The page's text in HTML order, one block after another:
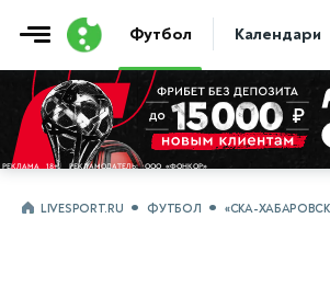
Футбол Календари
LIVESPORT.RU ФУТБОЛ «СКА-